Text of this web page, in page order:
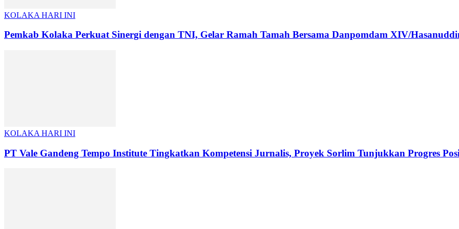
KOLAKA HARI INI
Pemkab Kolaka Perkuat Sinergi dengan TNI, Gelar Ramah Tamah Bersama Danpomdam XIV/
KOLAKA HARI INI
PT Vale Gandeng Tempo Institute Tingkatkan Kompetensi Jurnalis, Proyek Sorlim Tunjukkan Progres